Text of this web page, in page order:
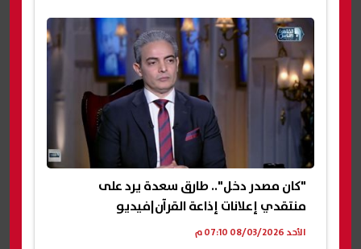
"كان مصدر دخل".. طارق سعدة يرد على
منتقدي إعلانات إذاعة القرآن|فيديو
الأحد 08/03/2026 07:10 م